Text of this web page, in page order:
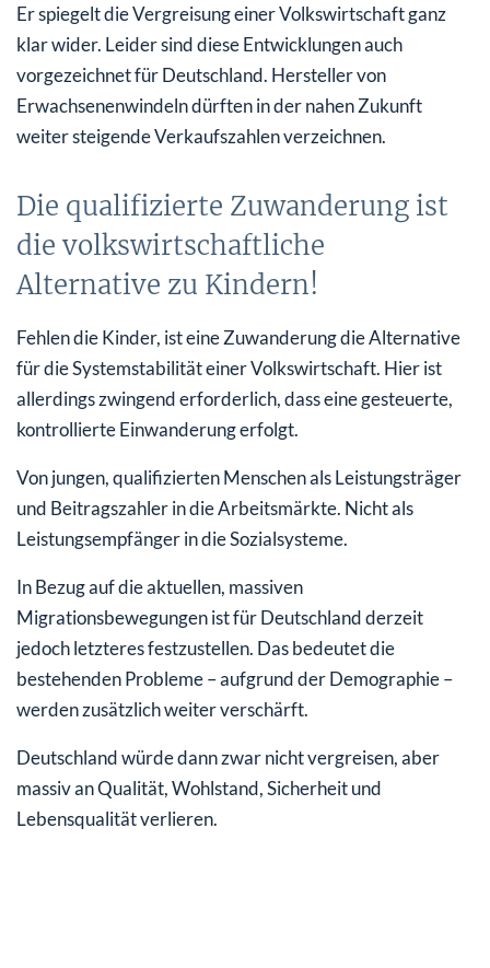
Er spiegelt die Vergreisung einer Volkswirtschaft ganz
klar wider. Leider sind diese Entwicklungen auch
vorgezeichnet für Deutschland. Hersteller von
Erwachsenenwindeln dürften in der nahen Zukunft
weiter steigende Verkaufszahlen verzeichnen.
Die qualifizierte Zuwanderung ist
die volkswirtschaftliche
Alternative zu Kindern!
Fehlen die Kinder, ist eine Zuwanderung die Alternative
für die Systemstabilität einer Volkswirtschaft. Hier ist
allerdings zwingend erforderlich, dass eine gesteuerte,
kontrollierte Einwanderung erfolgt.
Von jungen, qualifizierten Menschen als Leistungsträger
und Beitragszahler in die Arbeitsmärkte. Nicht als
Leistungsempfänger in die Sozialsysteme.
In Bezug auf die aktuellen, massiven
Migrationsbewegungen ist für Deutschland derzeit
jedoch letzteres festzustellen. Das bedeutet die
bestehenden Probleme – aufgrund der Demographie –
werden zusätzlich weiter verschärft.
Deutschland würde dann zwar nicht vergreisen, aber
massiv an Qualität, Wohlstand, Sicherheit und
Lebensqualität verlieren.